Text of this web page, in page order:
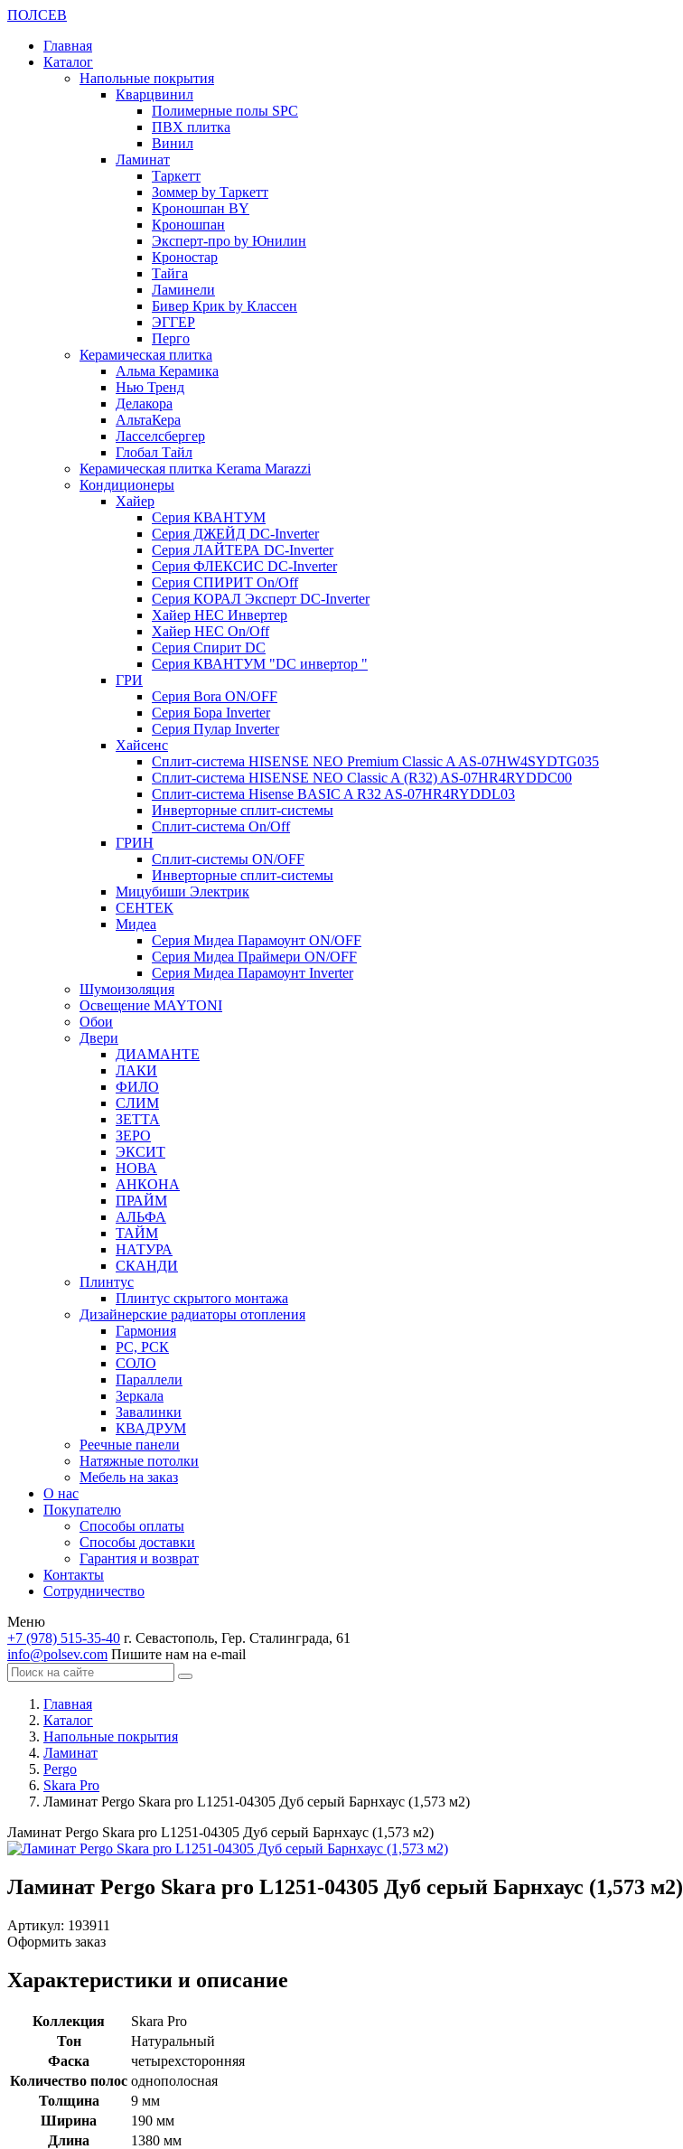
ПОЛСЕВ
Главная
Каталог
Напольные покрытия
Кварцвинил
Полимерные полы SPC
ПВХ плитка
Винил
Ламинат
Таркетт
Зоммер by Таркетт
Кроношпан BY
Кроношпан
Эксперт-про by Юнилин
Кроностар
Тайга
Ламинели
Бивер Крик by Классен
ЭГГЕР
Перго
Керамическая плитка
Альма Керамика
Нью Тренд
Делакора
АльтаКера
Ласселсбергер
Глобал Тайл
Керамическая плитка Kerama Marazzi
Кондиционеры
Хайер
Серия КВАНТУМ
Серия ДЖЕЙД DC-Inverter
Серия ЛАЙТЕРА DC-Inverter
Серия ФЛЕКСИС DC-Inverter
Серия СПИРИТ On/Off
Серия КОРАЛ Эксперт DC-Inverter
Хайер HEC Инвертер
Хайер HEC On/Off
Серия Спирит DC
Серия КВАНТУМ "DC инвертор "
ГРИ
Серия Bora ON/OFF
Серия Бора Inverter
Серия Пулар Inverter
Хайсенс
Сплит-система HISENSE NEO Premium Classic A AS-07HW4SYDTG035
Сплит-система HISENSE NEO Classic A (R32) AS-07HR4RYDDC00
Сплит-система Hisense BASIC A R32 AS-07HR4RYDDL03
Инверторные сплит-системы
Сплит-система On/Off
ГРИН
Сплит-системы ON/OFF
Инверторные сплит-системы
Мицубиши Электрик
СЕНТЕК
Мидеа
Серия Мидеа Парамоунт ON/OFF
Серия Мидеа Праймери ON/OFF
Серия Мидеа Парамоунт Inverter
Шумоизоляция
Освещение MAYTONI
Обои
Двери
ДИАМАНТЕ
ЛАКИ
ФИЛО
СЛИМ
ЗЕТТА
ЗЕРО
ЭКСИТ
НОВА
АНКОНА
ПРАЙМ
АЛЬФА
ТАЙМ
НАТУРА
СКАНДИ
Плинтус
Плинтус скрытого монтажа
Дизайнерские радиаторы отопления
Гармония
РС, РСК
СОЛО
Параллели
Зеркала
Завалинки
КВАДРУМ
Реечные панели
Натяжные потолки
Мебель на заказ
О нас
Покупателю
Способы оплаты
Способы доставки
Гарантия и возврат
Контакты
Сотрудничество
Меню
+7 (978) 515-35-40 г. Севастополь, Гер. Сталинграда, 61
info@polsev.com Пишите нам на e-mail
Главная
Каталог
Напольные покрытия
Ламинат
Pergo
Skara Pro
Ламинат Pergo Skara pro L1251-04305 Дуб серый Барнхаус (1,573 м2)
Ламинат Pergo Skara pro L1251-04305 Дуб серый Барнхаус (1,573 м2)
Ламинат Pergo Skara pro L1251-04305 Дуб серый Барнхаус (1,573 м2)
Артикул: 193911
Оформить заказ
Характеристики и описание
Коллекция
Skara Pro
Тон
Натуральный
Фаска
четырехсторонняя
Количество полос однополосная
Толщина
9 мм
Ширина
190 мм
Длина
1380 мм